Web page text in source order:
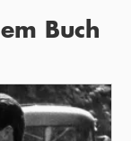
Buch